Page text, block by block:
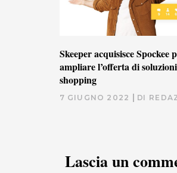
Skeeper acquisisce Spockee
ampliare l’offerta di
shopping
7 GIUGNO 2022 DI
Lascia un